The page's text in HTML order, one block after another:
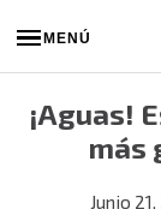
MENÚ
¡Aguas!
más
Junio